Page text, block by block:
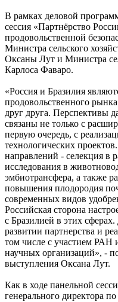
В рамках деловой
сессия «Партнёрство
продовольственной
Министра сельского
Оксаны Лут и Министра
Карлоса Фаваро.
«Россия и Бразилия
продовольственного
друг друга. Перспективы
связаны не только с
первую очередь, с
технологических
направлений - селекция в
исследования в
эмбиотрансфера, а также
повышения плодородия
современных видов
Российская сторона
с Бразилией в этих
развитии партнерства и
том числе с участием РАН
научных организаций», -
выступления Оксана Лут.
Как в ходе панельной
генерального директора